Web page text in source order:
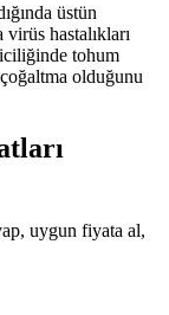
üstün
hastalıkları
tohum
olduğunu
uygun fiyata al,